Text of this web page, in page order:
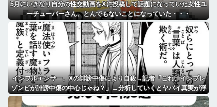
5月にいきなり自分の性交動画をXに投稿して話題になっていた女性ユ
ーチューバーさん、とんでもないことになっていた・・・
インフルエンサー、Xの誹謗中傷により自殺→記者「これ、インプレ
ゾンビが誹謗中傷の中心じゃね？」→分析していくとヤバイ真実が浮
かび上がる